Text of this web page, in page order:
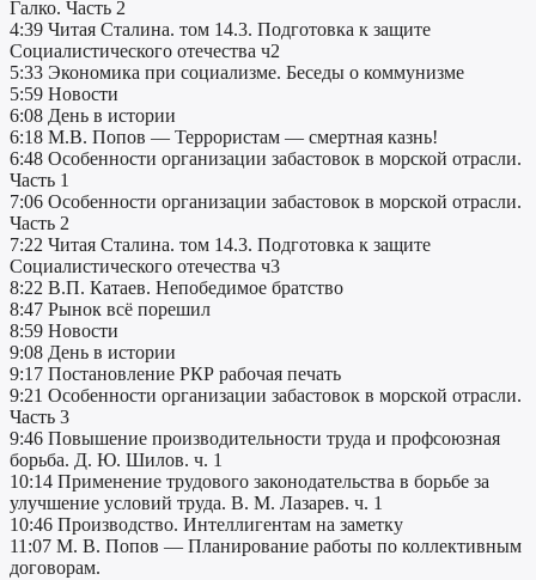
Галко. Часть 2
4:39 Читая Сталина. том 14.3. Подготовка к защите
Социалистического отечества ч2
5:33 Экономика при социализме. Беседы о коммунизме
5:59 Новости
6:08 День в истории
6:18 М.В. Попов — Террористам — смертная казнь!
6:48 Особенности организации забастовок в морской отрасли.
Часть 1
7:06 Особенности организации забастовок в морской отрасли.
Часть 2
7:22 Читая Сталина. том 14.3. Подготовка к защите
Социалистического отечества ч3
8:22 В.П. Катаев. Непобедимое братство
8:47 Рынок всё порешил
8:59 Новости
9:08 День в истории
9:17 Постановление РКР рабочая печать
9:21 Особенности организации забастовок в морской отрасли.
Часть 3
9:46 Повышение производительности труда и профсоюзная
борьба. Д. Ю. Шилов. ч. 1
10:14 Применение трудового законодательства в борьбе за
улучшение условий труда. В. М. Лазарев. ч. 1
10:46 Производство. Интеллигентам на заметку
11:07 М. В. Попов — Планирование работы по коллективным
договорам.